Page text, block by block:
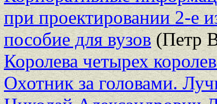
при проектировании 2-е
пособие для вузов(Петр
Королева четырех
Охотник за головами.